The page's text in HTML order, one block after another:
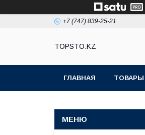
+7 (747) 839-25-21
TOPSTO.KZ
ГЛАВНАЯ ТОВАРЫ